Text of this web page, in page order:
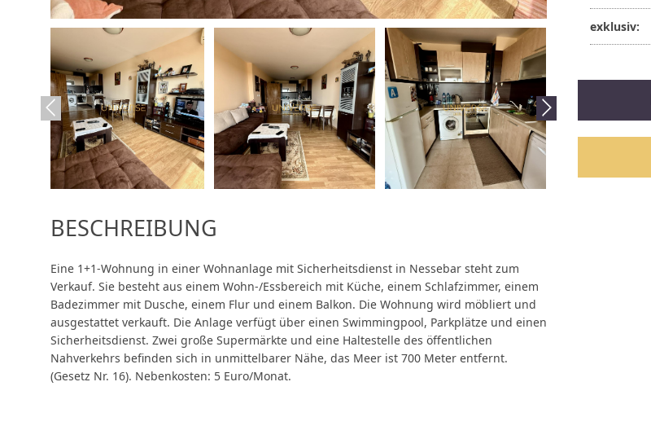
BESCHREIBUNG
Eine 1+1-Wohnung in einer Wohnanlage mit Sicherheitsdienst in Nessebar steht zum
Verkauf. Sie besteht aus einem Wohn-/Essbereich mit Küche, einem Schlafzimmer, einem
Badezimmer mit Dusche, einem Flur und einem Balkon. Die Wohnung wird möbliert und
ausgestattet verkauft. Die Anlage verfügt über einen Swimmingpool, Parkplätze und einen
Sicherheitsdienst. Zwei große Supermärkte und eine Haltestelle des öffentlichen
Nahverkehrs befinden sich in unmittelbarer Nähe, das Meer ist 700 Meter entfernt.
(Gesetz Nr. 16). Nebenkosten: 5 Euro/Monat.
exklusiv: